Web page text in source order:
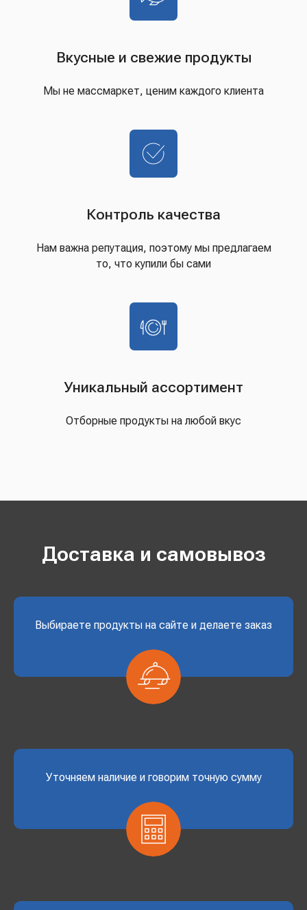
Вкусные и свежие продукты
Мы не массмаркет, ценим каждого клиента
Контроль качества
Нам важна репутация, поэтому мы предлагаем
то, что купили бы сами
Уникальный ассортимент
Отборные продукты на любой вкус
Доставка и самовывоз
Выбираете продукты на сайте и делаете заказ
Уточняем наличие и говорим точную сумму